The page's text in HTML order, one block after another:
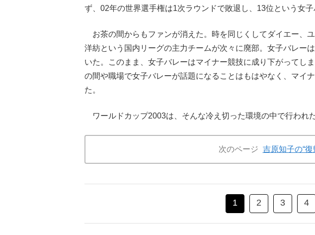
ず、02年の世界選手権は1次ラウンドで敗退し、13位という女子
お茶の間からもファンが消えた。時を同じくしてダイエー、
洋紡という国内リーグの主力チームが次々に廃部。女子バレー
いた。このまま、女子バレーはマイナー競技に成り下がってし
の間や職場で女子バレーが話題になることはもはやなく、マイ
た。
ワールドカップ2003は、そんな冷え切った環境の中で行われた
次のページ 吉原知子の“復
1 2 3 4